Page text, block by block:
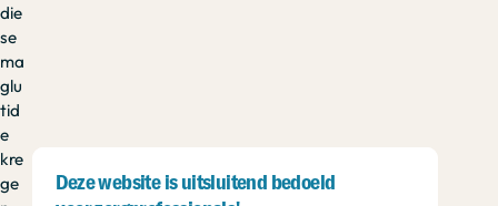
die
se
ma
glu
tid
e
kre
ge
Deze website is uitsluitend bedoeld